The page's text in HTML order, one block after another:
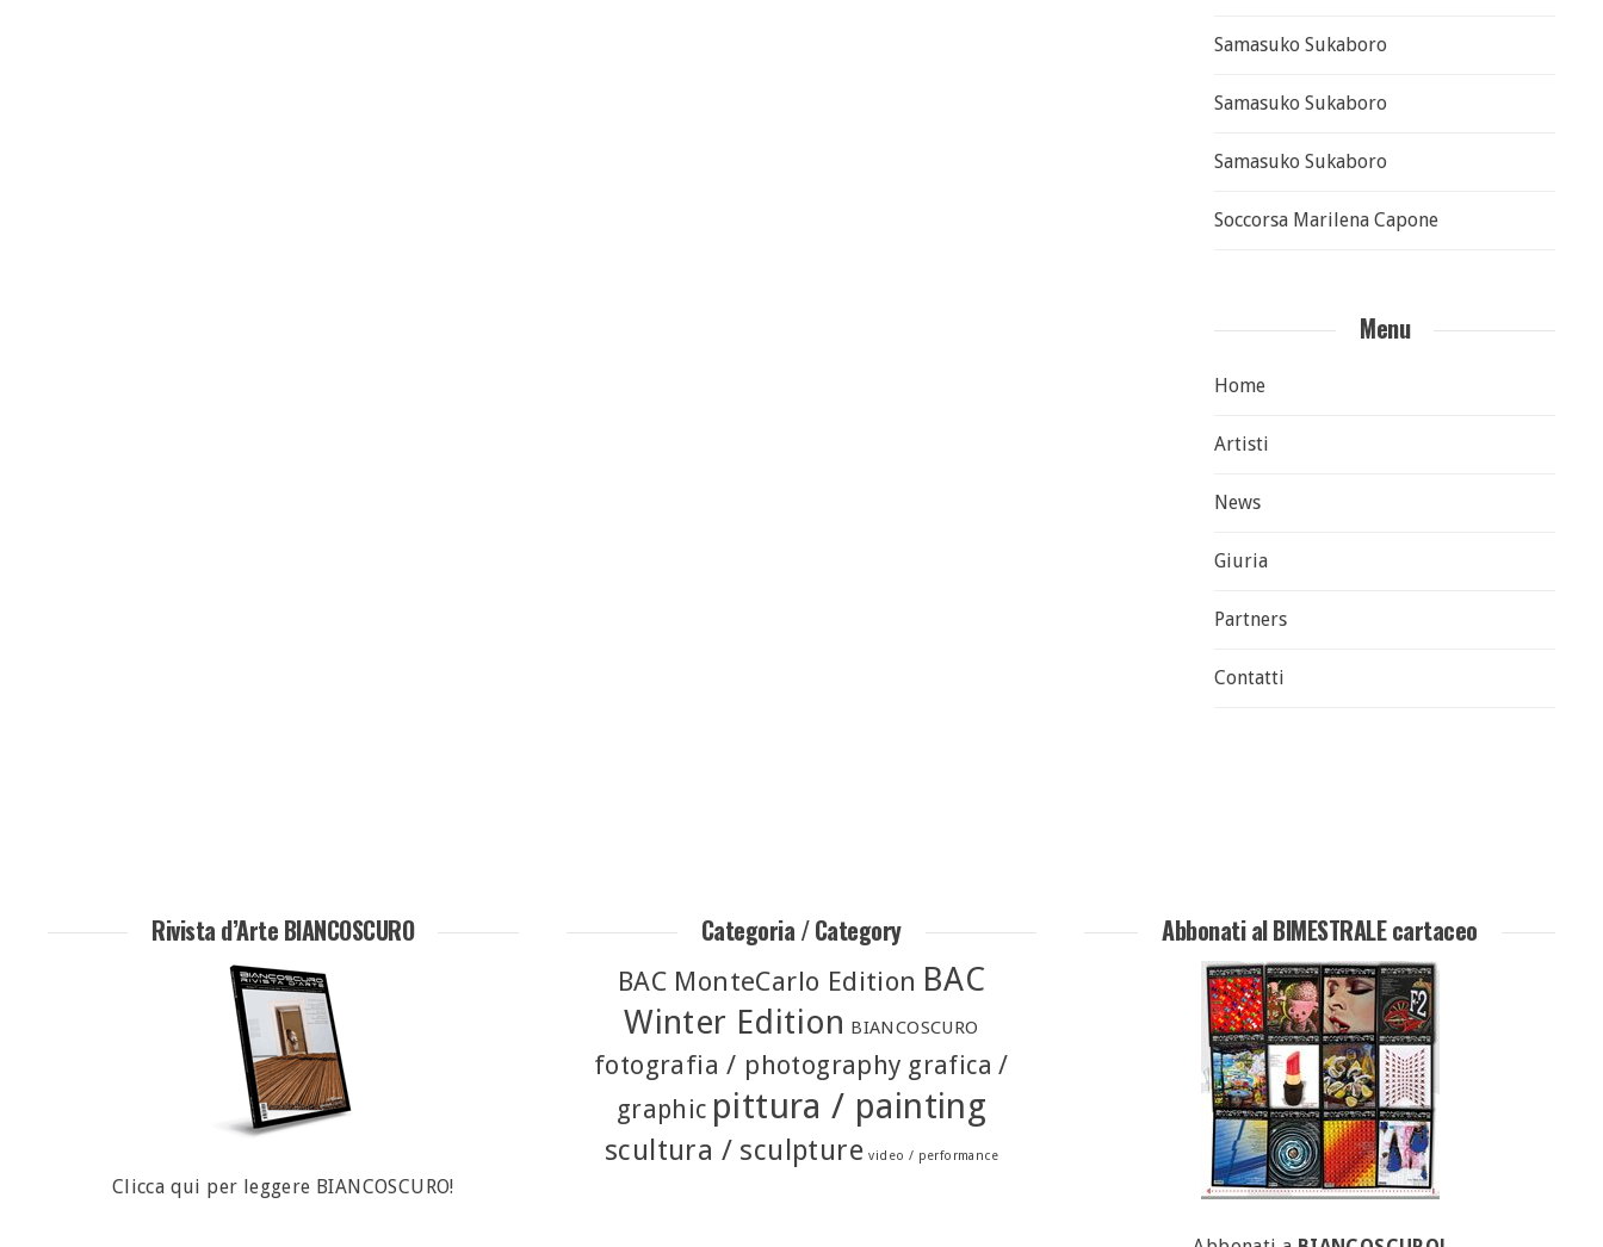
Samasuko Sukaboro
Samasuko Sukaboro
Samasuko Sukaboro
Soccorsa Marilena Capone
Menu
Home
Artisti
News
Giuria
Partners
Contatti
Rivista d’Arte BIANCOSCURO
Clicca qui per leggere BIANCOSCURO!
Categoria / Category
BAC MonteCarlo Edition BAC
Winter Edition BIANCOSCURO
fotografia / photography grafica /
graphic pittura / painting
scultura / sculpture video / performance
Abbonati al BIMESTRALE cartaceo